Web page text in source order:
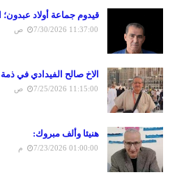
قيدوم جماعة أولاد
7/30/2026 11:37:00 ص
الاخ صالح الفيدادي في ذمة
7/25/2026 11:15:00 ص
هنيئا وألف مبروك:
7/23/2026 01:00:00 م